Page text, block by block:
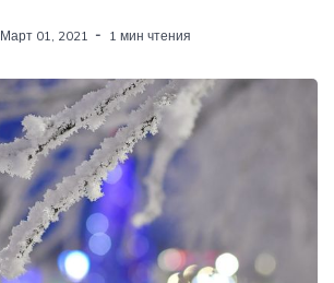
Март 01, 2021 1 мин чтения